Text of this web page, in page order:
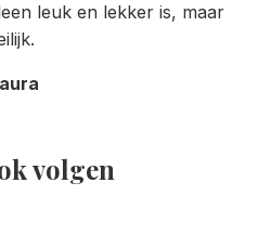
leuk en lekker is, maar
volgen